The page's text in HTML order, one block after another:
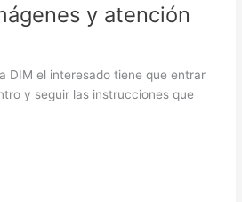
y atención
DIM el interesado tiene que entrar
y seguir las instrucciones que